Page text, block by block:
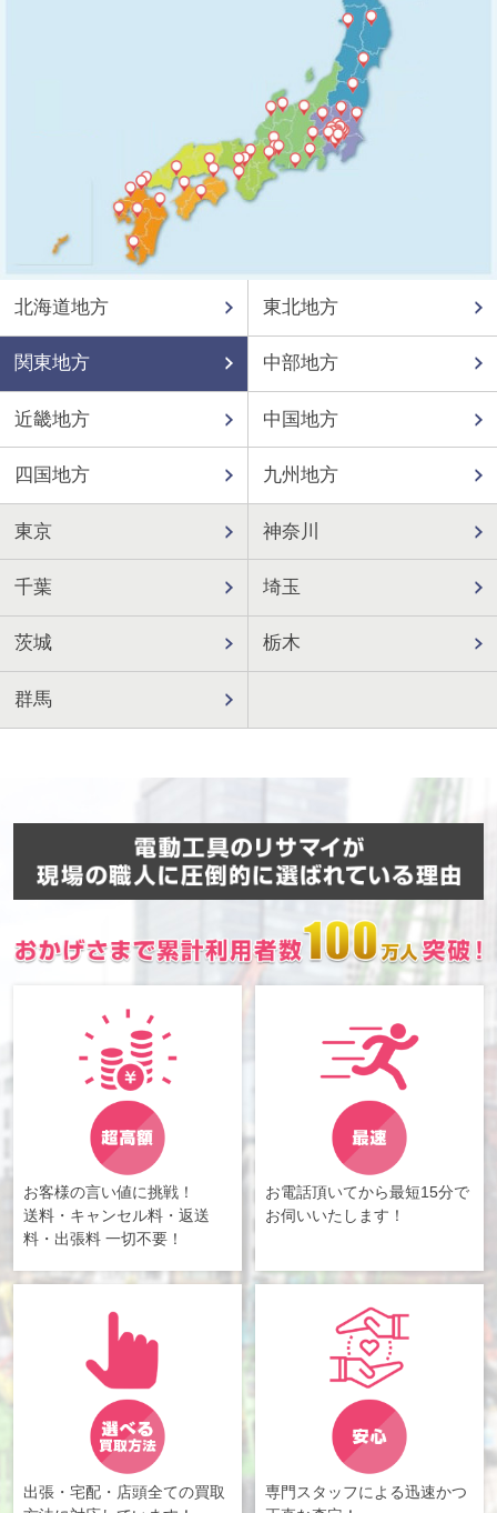
北海道地方 東北地方
関東地方 中部地方
近畿地方 中国地方
四国地方 九州地方
東京 神奈川
千葉 埼玉
茨城 栃木
群馬
お客様の言い値に挑戦！
送料・キャンセル料・返送
料・出張料 一切不要！
お電話頂いてから最短15分で
お伺いいたします！
出張・宅配・店頭全ての買取
専門スタッフによる迅速かつ